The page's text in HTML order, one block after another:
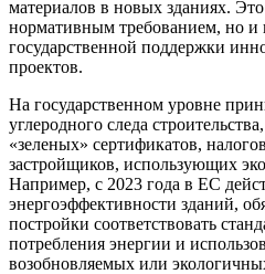
материалов в новых зданиях. Это
нормативным требованием, но и
государственной поддержки
проектов.
На государственном уровне
углеродного следа
«зеленых» сертификатов,
застройщиков, использующих
Например, с 2023 года в ЕС
энергоэффективности зданий,
постройки соответствовать
потребления энергии и
возобновляемых или